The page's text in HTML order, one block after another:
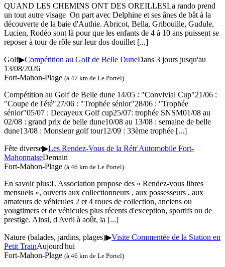
QUAND LES CHEMINS ONT DES OREILLESLa rando prend
un tout autre visage On part avec Delphine et ses ânes de bât à la
découverte de la baie d'Authie. Abricot, Bella, Gribouille, Gudule,
Lucien, Rodéo sont là pour que les enfants de 4 à 10 ans puissent se
reposer à tour de rôle sur leur dos douillet [...]
Golf▶Compétition au Golf de Belle DuneDans 3 jours jusqu'au
13/08/2026
Fort-Mahon-Plage (à 47 km de Le Portel)
Compétition au Golf de Belle dune 14/05 : "Convivial Cup"21/06 :
"Coupe de l'été"27/06 : "Trophée sénior"28/06 : "Trophée
sénior"05/07 : Decayeux Golf cup25/07: trophée SNSM01/08 au
02/08 : grand prix de belle dune10/08 au 13/08 : semaine de belle
dune13/08 : Monsieur golf tour12/09 : 33ème trophée [...]
Fête diverse▶Les Rendez-Vous de la Rétr'Automobile Fort-
MahonnaiseDemain
Fort-Mahon-Plage (à 46 km de Le Portel)
En savoir plus:L'Association propose des « Rendez-vous libres
mensuels », ouverts aux collectionneurs , aux possesseurs , aux
amateurs de véhicules 2 et 4 roues de collection, anciens ou
yougtimers et de véhicules plus récents d'exception, sportifs ou de
prestige. Ainsi, d'Avril à août, la [...]
Nature (balades, jardins, plages)▶Visite Commentée de la Station en
Petit TrainAujourd'hui
Fort-Mahon-Plage (à 46 km de Le Portel)